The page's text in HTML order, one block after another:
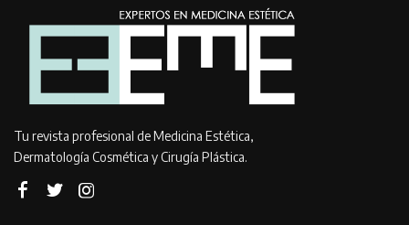
Tu revista profesional de Medicina Estética,
Dermatología Cosmética y Cirugía Plástica.